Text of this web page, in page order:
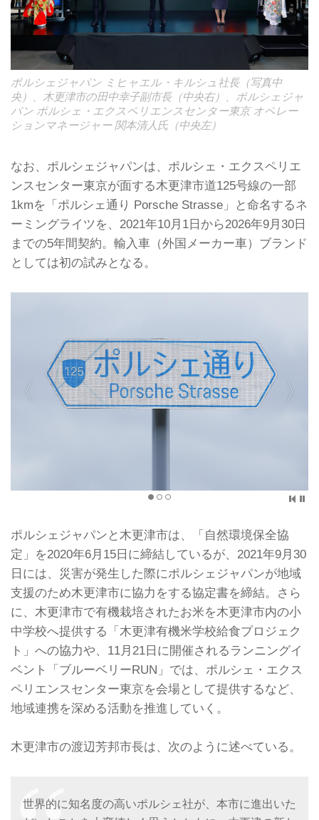
ポルシェジャパン ミヒャエル・キルシュ社長（写真中
央）、木更津市の田中幸子副市長（中央右）、ポルシェジャ
パン ポルシェ・エクスペリエンスセンター東京 オペレー
ションマネージャー 関本清人氏（中央左）
なお、ポルシェジャパンは、ポルシェ・エクスペリエ
ンスセンター東京が面する木更津市道125号線の一部
1kmを「ポルシェ通り Porsche Strasse」と命名するネ
ーミングライツを、2021年10月1日から2026年9月30日
までの5年間契約。輸入車（外国メーカー車）ブランド
としては初の試みとなる。
ポルシェジャパンと木更津市は、「自然環境保全協
定」を2020年6月15日に締結しているが、2021年9月30
日には、災害が発生した際にポルシェジャパンが地域
支援のため木更津市に協力をする協定書を締結。さら
に、木更津市で有機栽培されたお米を木更津市内の小
中学校へ提供する「木更津有機米学校給食プロジェク
ト」への協力や、11月21日に開催されるランニングイ
ベント「ブルーベリーRUN」では、ポルシェ・エクス
ペリエンスセンター東京を会場として提供するなど、
地域連携を深める活動を推進していく。
木更津市の渡辺芳邦市長は、次のように述べている。
世界的に知名度の高いポルシェ社が、本市に進出いた